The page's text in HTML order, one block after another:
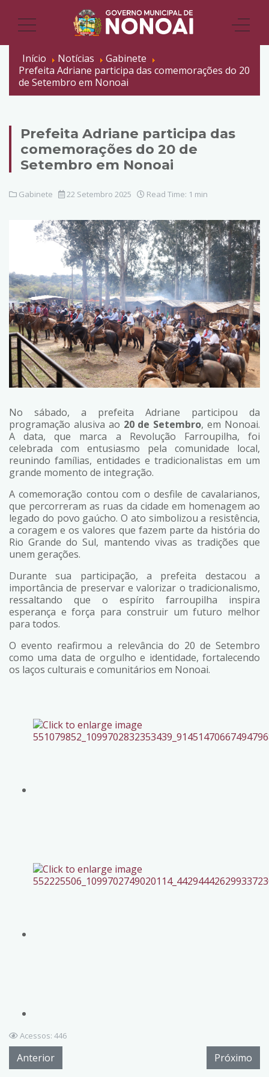
Início Notícias
Gabinete
Prefeita Adriane participa das comemorações do 20
de Setembro em Nonoai
Prefeita Adriane participa das
comemorações do 20 de
Setembro em Nonoai
Gabinete 22 Setembro 2025 Read Time: 1 min
No sábado, a prefeita Adriane participou da
programação alusiva ao 20 de Setembro, em Nonoai.
A data, que marca a Revolução Farroupilha, foi
celebrada com entusiasmo pela comunidade local,
reunindo famílias, entidades e tradicionalistas em um
grande momento de integração.
A comemoração contou com o desfile de cavalarianos,
que percorreram as ruas da cidade em homenagem ao
legado do povo gaúcho. O ato simbolizou a resistência,
a coragem e os valores que fazem parte da história do
Rio Grande do Sul, mantendo vivas as tradições que
unem gerações.
Durante sua participação, a prefeita destacou a
importância de preservar e valorizar o tradicionalismo,
ressaltando que o espírito farroupilha inspira
esperança e força para construir um futuro melhor
para todos.
O evento reafirmou a relevância do 20 de Setembro
como uma data de orgulho e identidade, fortalecendo
os laços culturais e comunitários em Nonoai.
Acessos: 446
Anterior Próximo